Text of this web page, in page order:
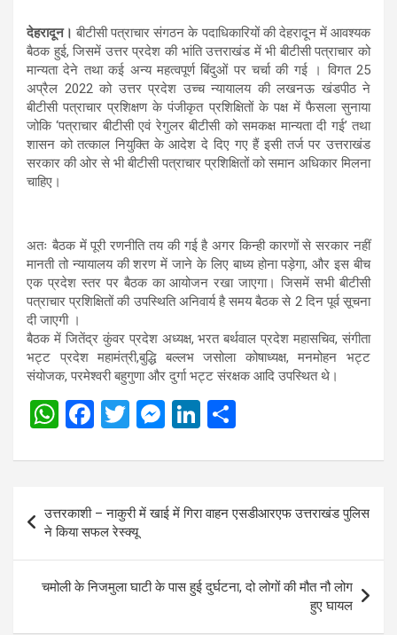
देहरादून। बीटीसी पत्राचार संगठन के पदाधिकारियों की देहरादून में आवश्यक
बैठक हुई, जिसमें उत्तर प्रदेश की भांति उत्तराखंड में भी बीटीसी पत्राचार को
मान्यता देने तथा कई अन्य महत्वपूर्ण बिंदुओं पर चर्चा की गई । विगत 25
अप्रैल 2022 को उत्तर प्रदेश उच्च न्यायालय की लखनऊ खंडपीठ ने
बीटीसी पत्राचार प्रशिक्षण के पंजीकृत प्रशिक्षितों के पक्ष में फैसला सुनाया
जोकि ‘पत्राचार बीटीसी एवं रेगुलर बीटीसी को समकक्ष मान्यता दी गई’ तथा
शासन को तत्काल नियुक्ति के आदेश दे दिए गए हैं इसी तर्ज पर उत्तराखंड
सरकार की ओर से भी बीटीसी पत्राचार प्रशिक्षितों को समान अधिकार मिलना
चाहिए।
अतः बैठक में पूरी रणनीति तय की गई है अगर किन्ही कारणों से सरकार नहीं
मानती तो न्यायालय की शरण में जाने के लिए बाध्य होना पड़ेगा, और इस बीच
एक प्रदेश स्तर पर बैठक का आयोजन रखा जाएगा। जिसमें सभी बीटीसी
पत्राचार प्रशिक्षितों की उपस्थिति अनिवार्य है समय बैठक से 2 दिन पूर्व सूचना
दी जाएगी ।
बैठक में जितेंद्र कुंवर प्रदेश अध्यक्ष, भरत बर्थवाल प्रदेश महासचिव, संगीता
भट्ट प्रदेश महामंत्री,बुद्धि बल्लभ जसोला कोषाध्यक्ष, मनमोहन भट्ट
संयोजक, परमेश्वरी बहुगुणा और दुर्गा भट्ट संरक्षक आदि उपस्थित थे।
W
at
A
p
p
F
ce
o
o
k
T
tt
er
M
se
n
g
er
Li
ke
n
ar
navigation
उत्तरकाशी – नाकुरी में खाई में गिरा वाहन एसडीआरएफ उत्तराखंड पुलिस
ने किया सफल रेस्क्यू
चमोली के निजमुला घाटी के पास हुई दुर्घटना, दो लोगों की मौत नौ लोग
हुए घायल